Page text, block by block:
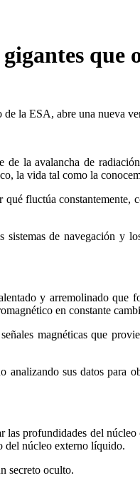
la ESA, abre una nueva
la avalancha de
la vida tal como la
fluctúa
de navegación
y arremolinado
en constante
magnéticas que
sus datos para
las profundidades del
del núcleo externo líquido.
secreto oculto.